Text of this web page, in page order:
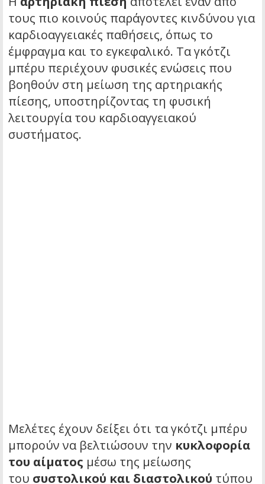
τους πιο κοινούς παράγοντες κινδύνου για
καρδιοαγγειακές παθήσεις, όπως το
έμφραγμα και το εγκεφαλικό. Τα γκότζι
μπέρυ περιέχουν φυσικές ενώσεις που
βοηθούν στη μείωση της αρτηριακής
πίεσης, υποστηρίζοντας τη φυσική
λειτουργία του καρδιοαγγειακού
συστήματος.
Μελέτες έχουν δείξει ότι τα γκότζι μπέρυ
μπορούν να βελτιώσουν την κυκλοφορία
του αίματος μέσω της μείωσης
του συστολικού και διαστολικού τύπου